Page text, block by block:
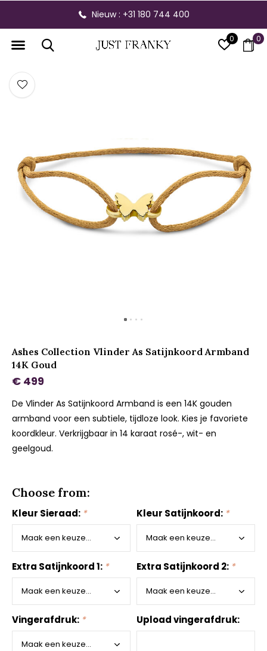
0 0
Nieuw : +31 180 744 400
Ashes Collection Vlinder As Satijnkoord Armband
14K Goud
€ 499
De Vlinder As Satijnkoord Armband is een 14K gouden
armband voor een subtiele, tijdloze look. Kies je favoriete
koordkleur. Verkrijgbaar in 14 karaat rosé-, wit- en
geelgoud.
Choose from:
Kleur Sieraad: * Kleur Satijnkoord: *
Extra Satijnkoord 1: * Extra Satijnkoord 2: *
Vingerafdruk: * Upload vingerafdruk: